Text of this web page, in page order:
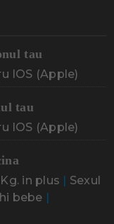
tau
IOS (Apple)
tau
IOS (Apple)
in plus | Sexul
bebe |